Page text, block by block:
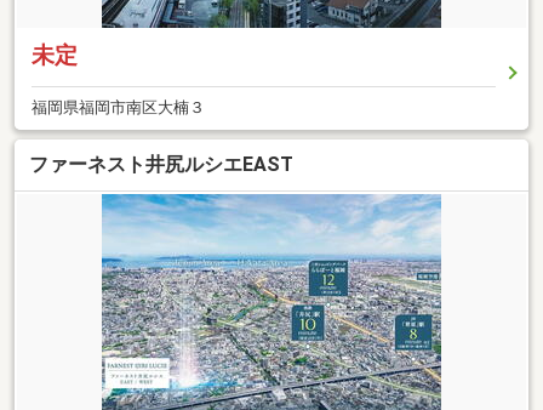
未定
福岡県福岡市南区大楠３
ファーネスト井尻ルシエEAST